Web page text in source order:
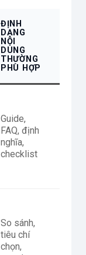
ĐỊNH
DẠNG
NỘI
DUNG
THƯỜNG
PHÙ HỢP
Guide,
FAQ, định
nghĩa,
checklist
So sánh,
tiêu chí
chọn,